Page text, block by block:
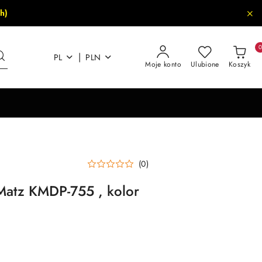
PL | PLN
Moje konto Ulubione Koszyk
0
(0)
KMDP-755 , kolor